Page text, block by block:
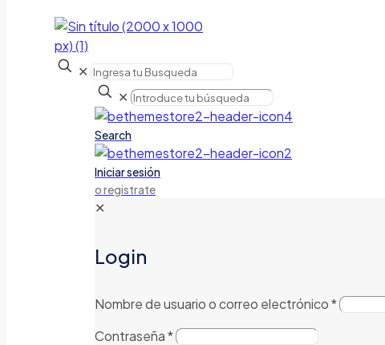
✕
✕
Search
Iniciar sesión
o registrate
✕
Login
Nombre de usuario o correo electrónico*
Contraseña*